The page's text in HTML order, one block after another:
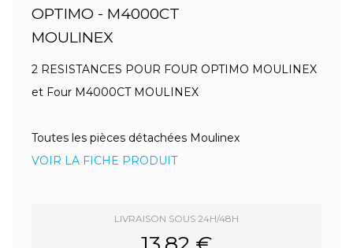
OPTIMO - M4000CT
MOULINEX
2 RESISTANCES POUR FOUR OPTIMO MOULINEX
et Four M4000CT MOULINEX
Toutes les pièces détachées Moulinex
VOIR LA FICHE PRODUIT
LIVRAISON SOUS 24H/48H